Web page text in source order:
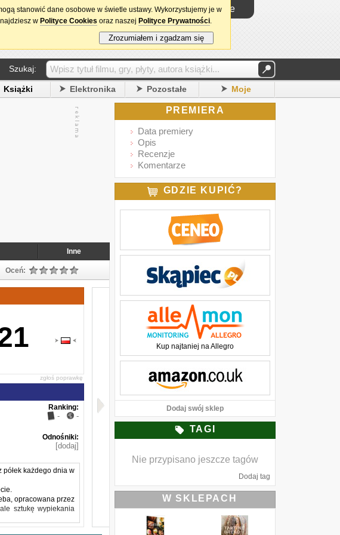
DataPremiery.pl Logowanie
Szukaj:
Książki Elektronika Pozostałe Moje
Inne
Oceń:
zgłoś poprawkę
Ranking:
- -
Odnośniki:
[dodaj]
półek każdego dnia w
opracowana przez
sztukę wypiekania
i niewiarygodnie
PREMIERA
Data premiery
Opis
Recenzje
Komentarze
GDZIE KUPIĆ?
Kup najtaniej na Allegro
Dodaj swój sklep
TAGI
Nie przypisano jeszcze tagów
Dodaj tag
W SKLEPACH
stanowić dane osobowe w świetle ustawy. Wykorzystujemy je w
w Polityce Cookies oraz naszej Polityce Prywatności.
Zrozumiałem i zgadzam się